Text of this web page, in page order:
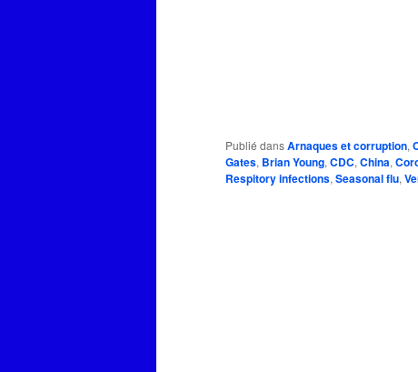
Publié dansArnaques et corruption,
Gates, Brian Young, CDC, China,
Respitory infections, Seasonal flu,